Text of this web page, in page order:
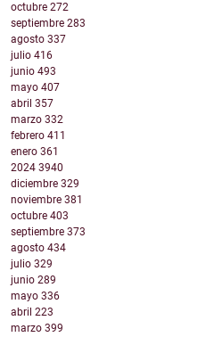
octubre 272
septiembre 283
agosto 337
julio 416
junio 493
mayo 407
abril 357
marzo 332
febrero 411
enero 361
2024 3940
diciembre 329
noviembre 381
octubre 403
septiembre 373
agosto 434
julio 329
junio 289
mayo 336
abril 223
marzo 399